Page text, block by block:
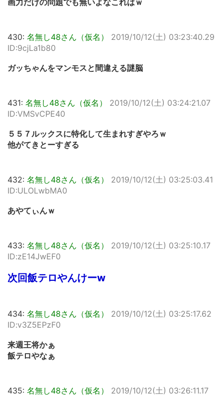
画力だけの問題でも無いよなこれはｗ
430: 名無し48さん（仮名）
2019/10/12(土) 03:23:40.29
ID:9cjLa1b80
ガッちゃんをマンモスと間違える謎脳
431: 名無し48さん（仮名）
2019/10/12(土) 03:24:21.07
ID:VMSvCPE40
５５７ルックスに特化して生まれすぎやろｗ
他がてきとーすぎる
432: 名無し48さん（仮名）
2019/10/12(土) 03:25:03.41
ID:ULOLwbMA0
あやてぃんｗ
433: 名無し48さん（仮名）
2019/10/12(土) 03:25:10.17
ID:zE14JwEF0
次回飯テロやんけーw
434: 名無し48さん（仮名）
2019/10/12(土) 03:25:17.62
ID:v3Z5EPzF0
来週王将かぁ
飯テロやなぁ
435: 名無し48さん（仮名）
2019/10/12(土) 03:26:11.17